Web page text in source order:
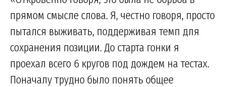
прямом смысле слова. Я, честно говоря, просто
пытался выживать, поддерживая темп для
сохранения позиции. До старта гонки я
проехал всего 6 кругов под дождем на тестах.
Поначалу трудно было понять общее